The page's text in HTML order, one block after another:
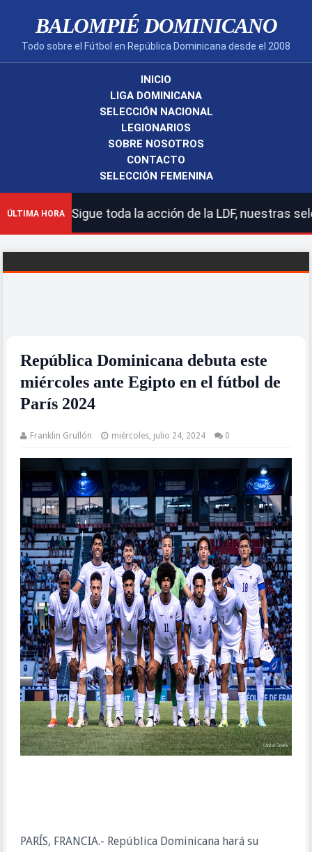
BALOMPIÉ DOMINICANO
Todo sobre el Fútbol en República Dominicana desde el 2008
INICIO
LIGA DOMINICANA
SELECCIÓN NACIONAL
LEGIONARIOS
SOBRE NOSOTROS
CONTACTO
SELECCIÓN FEMENINA
ÚLTIMA HORA
| Sigue toda la acción de la LDF, nuestras
República Dominicana debuta este
miércoles ante Egipto en el fútbol de
París 2024
Franklin Grullón miércoles, julio 24, 2024 0
PARÍS, FRANCIA.- República Dominicana hará su